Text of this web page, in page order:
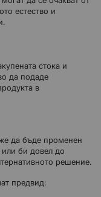
естество и
стока и
да подаде
в
да бъде променен
би довел до
решение.
предвид: